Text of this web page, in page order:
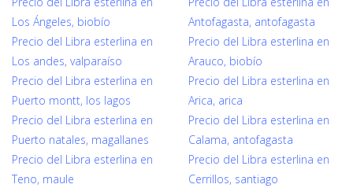
Los Ángeles, biobío
Precio del Libra esterlina en
Los andes, valparaíso
Precio del Libra esterlina en
Puerto montt, los lagos
Precio del Libra esterlina en
Puerto natales, magallanes
Precio del Libra esterlina en
Teno, maule
Antofagasta, antofagasta
Precio del Libra esterlina en
Arauco, biobío
Precio del Libra esterlina en
Arica, arica
Precio del Libra esterlina en
Calama, antofagasta
Precio del Libra esterlina en
Cerrillos, santiago